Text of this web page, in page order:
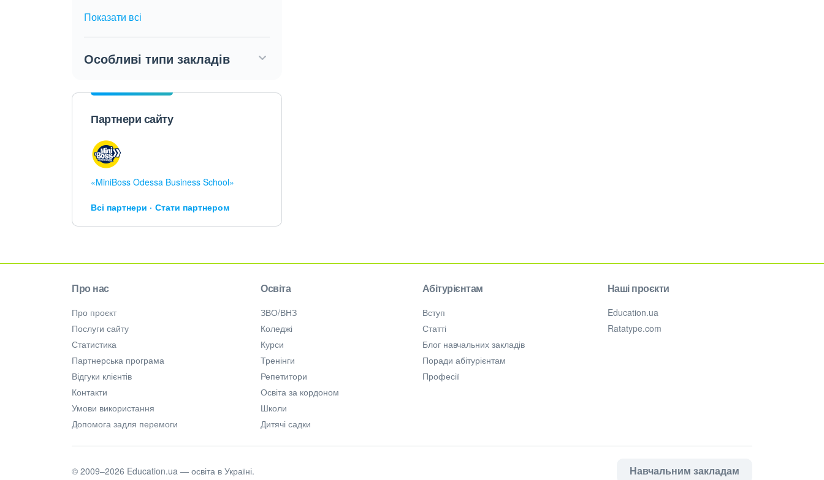
Показати всі
Особливі типи закладів
Партнери сайту
«MiniBoss Odessa Business School»
Всі партнери Стати партнером
Про нас
Про проєкт
Послуги сайту
Статистика
Партнерська програма
Відгуки клієнтів
Контакти
Умови використання
Допомога задля перемоги
Освіта
ЗВО/ВНЗ
Коледжі
Курси
Тренінги
Репетитори
Освіта за кордоном
Школи
Дитячі садки
Абітурієнтам
Вступ
Статті
Блог навчальних закладів
Поради абітурієнтам
Професії
Наші проєкти
Education.ua
Ratatype.com
Навчальним закладам
© 2009–2026 Education.ua — освіта в Україні.